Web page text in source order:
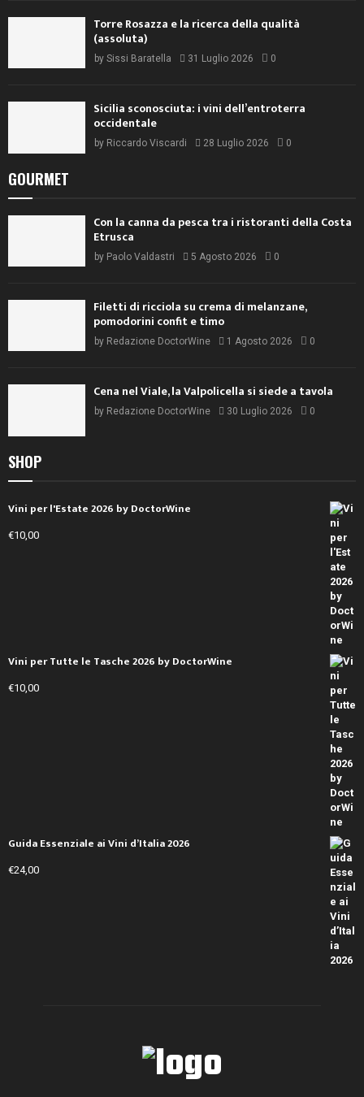
Torre Rosazza e la ricerca della qualità
(assoluta)
by Sissi Baratella 31 Luglio 2026 0
Sicilia sconosciuta: i vini dell’entroterra
occidentale
by Riccardo Viscardi 28 Luglio 2026 0
GOURMET
Con la canna da pesca tra i ristoranti della Costa
Etrusca
by Paolo Valdastri 5 Agosto 2026 0
Filetti di ricciola su crema di melanzane,
pomodorini confit e timo
by Redazione DoctorWine 1 Agosto 2026 0
Cena nel Viale, la Valpolicella si siede a tavola
by Redazione DoctorWine 30 Luglio 2026 0
SHOP
Vini per l'Estate 2026 by DoctorWine
€10,00
Vini per Tutte le Tasche 2026 by DoctorWine
€10,00
Guida Essenziale ai Vini d’Italia 2026
€24,00